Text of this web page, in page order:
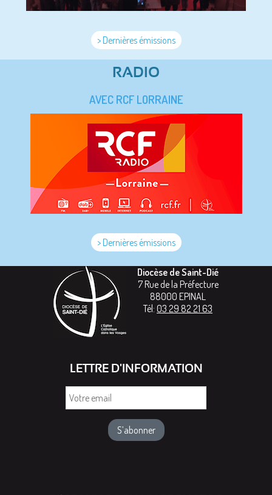
> Dernières émissions
RADIO
AVEC RCF LORRAINE
> Dernières émissions
Diocèse de Saint-Dié
7 Rue de la Préfecture
88000 EPINAL
Tél: 03 29 82 21 63
LETTRE D'INFORMATION